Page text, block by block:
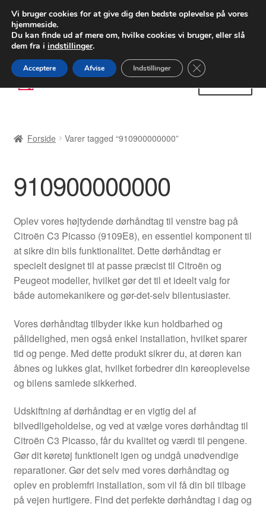
LEVERING fra 55 kr.
FEDEX verdensomspændende forsendelse
80 82 72 02
Spring
til
Spring
til
Betalinger
Kasse
Klageprocedure
Kontakte
Levering
Min Konto
Privatlivspolitik
Vilkår og betingelser
Forside Varer tagged “910900000000”
910900000000
Oplev vores højtydende dørhåndtag til venstre bag på
Citroën C3 Picasso (9109E8), en essentiel komponent til
at sikre din bils funktionalitet. Dette dørhåndtag er
specielt designet til at passe præcist til Citroën og
Peugeot modeller, hvilket gør det til et ideelt valg for
både automekanikere og gør-det-selv bilentusiaster.
Vores dørhåndtag tilbyder ikke kun holdbarhed og
pålidelighed, men også enkel installation, hvilket sparer
tid og penge. Med dette produkt sikrer du, at døren kan
åbnes og lukkes glat, hvilket forbedrer din køreoplevelse
og bilens samlede sikkerhed.
Udskiftning af dørhåndtag er en vigtig del af
bilvedligeholdelse, og ved at vælge vores dørhåndtag til
Citroën C3 Picasso, får du kvalitet og værdi til pengene.
Gør dit køretøj funktionelt igen og undgå unødvendige
reparationer. Gør det selv med vores dørhåndtag og
oplev en problemfri installation, som vil få din bil tilbage
på vejen hurtigere. Find det perfekte dørhåndtag i dag og
Vi bruger cookies for at give dig den bedste oplevelse på vores
hjemmeside.
Du kan finde ud af mere om, hvilke cookies vi bruger, eller slå
dem fra i indstillinger.
Acceptere Afvise Indstillinger Close GDPR